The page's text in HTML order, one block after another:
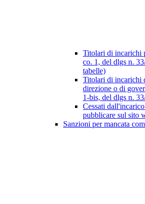
Titolari di incarichi
co. 1, del dlgs n.
tabelle)
Titolari di incarichi
direzione o di
1-bis, del dlgs n.
Cessati
pubblicare sul sito
Sanzioni per mancata